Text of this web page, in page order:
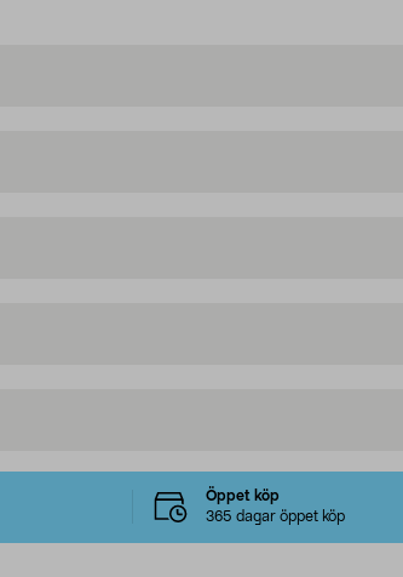
Öppet köp
365 dagar öppet köp